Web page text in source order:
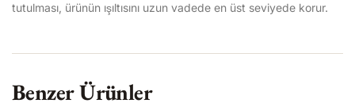
tutulması, ürünün ışıltısını uzun vadede en üst seviyede korur.
Benzer Ürünler